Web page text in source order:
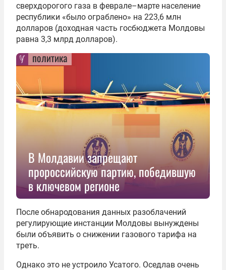
сверхдорогого газа в феврале–марте население
республики «было ограблено» на 223,6 млн
долларов (доходная часть госбюджета Молдовы
равна 3,3 млрд долларов).
политика
В Молдавии запрещают
пророссийскую партию, победившую
в ключевом регионе
После обнародования данных разоблачений
регулирующие инстанции Молдовы вынуждены
были объявить о снижении газового тарифа на
треть.
Однако это не устроило Усатого. Оседлав очень